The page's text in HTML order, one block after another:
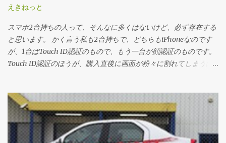
えきねっと
スマホ2台持ちの人って、そんなに多くはないけど、必ず存在する
と思います。 かく言う私も2台持ちで、どちらもiPhoneなのです
が、1台はTouch ID認証のもので、もう一台が顔認証のものです。
Touch ID認証のほうが、購入直後に画面が粉々に割れてしまうほ
SUICAをインストールしていたこともあり、JR系のアプリはすべて
Touch ID認証のほうにまとめておりました。 しかし・・・、
Touch ID認証がぜんぜん機能的にダメになったので、顔認証の
iPhoneにモバイルSUICA・JREポイント・えきねっとアプリをイン